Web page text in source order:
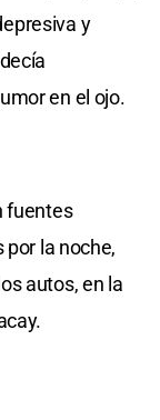
y
en el ojo.
fuentes
la noche,
autos, en la